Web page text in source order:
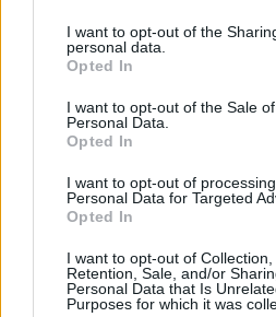
not limited to your visit or usage
grant or deny consent to Google
use your data for below specified
consent section.
I want to opt-out of the
personal data.
Opted In
I want to opt-out of the Sale
Personal Data.
Opted In
I want to opt-out of
Personal Data for Targeted
Opted In
I want to opt-out of Collection,
Retention, Sale, and/or
Personal Data that Is
Purposes for which it was
જો તમને આની જરૂર હોય તો
તમારી ફિટનેસ યાત્રાને ટેકો
વ્યક્તિગત ફિટનેસ સ્તરો
તાલીમ
પ્રોત્સાહન આપે છે
આખરે, ક્રોસફિટ બધી ઉંમરના લોકો
શકે છે, પછી ભલે તેનો પ્રારંભિક બિંદુ